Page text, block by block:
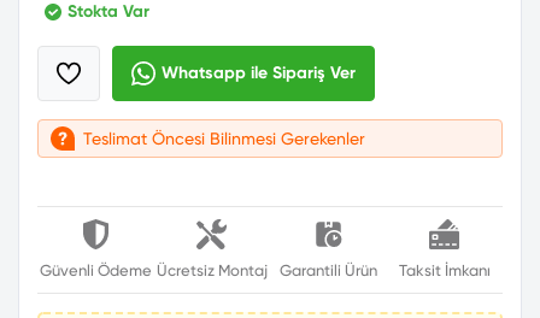
Stokta Var
Whatsapp ile Sipariş Ver
Teslimat Öncesi Bilinmesi Gerekenler
Güvenli Ödeme Ücretsiz Montaj Garantili Ürün Taksit İmkanı